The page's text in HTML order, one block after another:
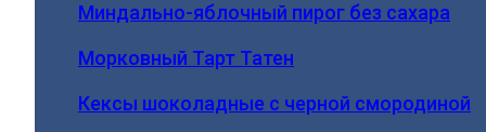
Миндально-яблочный пирог без сахара
Морковный Тарт Татен
Кексы шоколадные с черной смородиной